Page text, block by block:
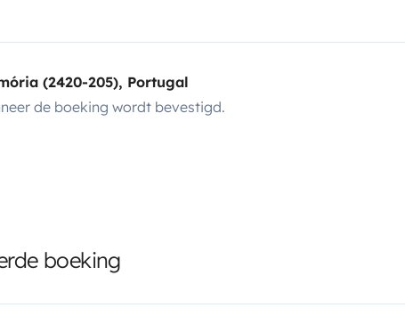
(2420-205), Portugal
de boeking wordt bevestigd.
boeking